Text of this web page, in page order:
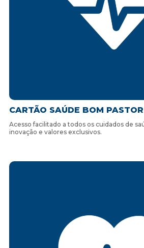
CARTÃO SAÚDE BOM PASTOR
Acesso facilitado a todos os cuidados de
inovação e valores exclusivos.